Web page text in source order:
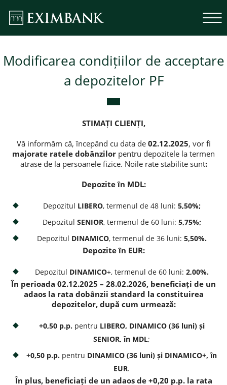
Потребительские кредиты
Ипотечные кредиты
Modificarea condițiilor de acceptare
a depozitelor PF
STIMAȚI CLIENȚI,
Vă informăm că, începând cu data de 02.12.2025, vor fi
majorate ratele dobânzilor pentru depozitele la termen
atrase de la persoanele fizice. Noile rate stabilite sunt:
Depozite în MDL:
Depozitul LIBERO, termenul de 48 luni: 5,50%;
Depozitul SENIOR, termenul de 60 luni: 5,75%;
Depozitul DINAMICO, termenul de 36 luni: 5,50%.
Depozite în EUR:
Depozitul DINAMICO+, termenul de 60 luni: 2,00%.
În perioada 02.12.2025 – 28.02.2026, beneficiați de un
adaos la rata dobânzii standard la constituirea
depozitelor, după cum urmează:
+0,50 p.p.pentru LIBERO, DINAMICO (36 luni) și
SENIOR, în MDL;
+0,50 p.p. pentru DINAMICO (36 luni) și DINAMICO+, în
EUR.
În plus, beneficiați de un adaos de +0,20 p.p. la rata